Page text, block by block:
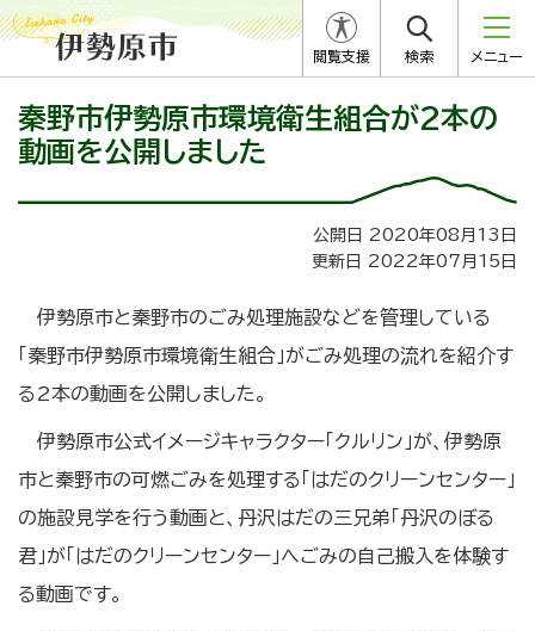
閲覧支援 検索 メニュー
秦野市伊勢原市環境衛生組合が2本の
動画を公開しました
公開日 2020年08月13日
更新日 2022年07月15日
伊勢原市と秦野市のごみ処理施設などを管理している
「秦野市伊勢原市環境衛生組合」がごみ処理の流れを紹介す
る2本の動画を公開しました。
伊勢原市公式イメージキャラクター「クルリン」が、伊勢原
市と秦野市の可燃ごみを処理する「はだのクリーンセンター」
の施設見学を行う動画と、丹沢はだの三兄弟「丹沢のぼる
君」が「はだのクリーンセンター」へごみの自己搬入を体験す
る動画です。